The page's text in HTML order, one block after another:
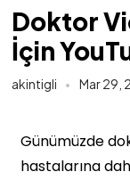
Doktor
İçin
akintigli Mar 29,
Günümüzde
hastalarına